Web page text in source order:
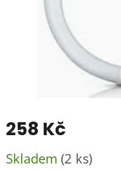
258 Kč
cena:
Skladem (2 ks)